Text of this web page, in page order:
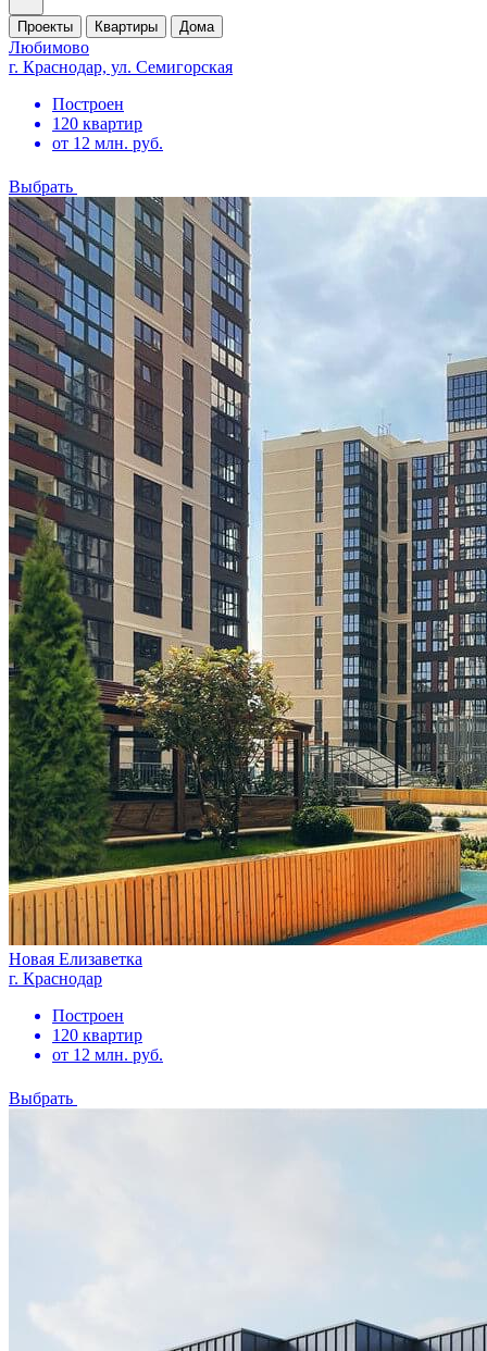
Проекты Квартиры Дома
Любимово
г. Краснодар, ул. Семигорская
Построен
120 квартир
от 12 млн. руб.
Выбрать
Новая Елизаветка
г. Краснодар
Построен
120 квартир
от 12 млн. руб.
Выбрать